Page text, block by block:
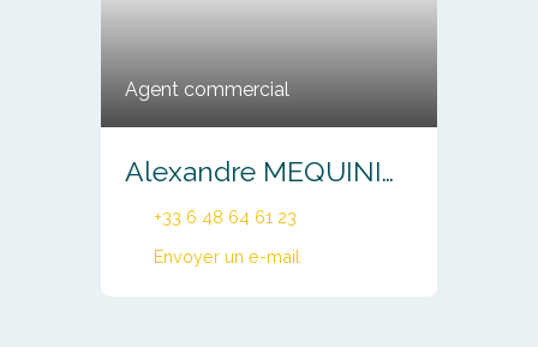
Agent commercial
Alexandre MEQUINION
+33 6 48 64 61 23
Envoyer un e-mail